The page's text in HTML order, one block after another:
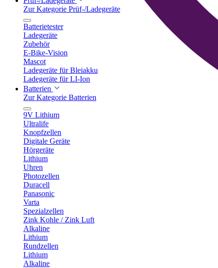
Zur Kategorie Prüf-/Ladegeräte
Batterietester
Ladegeräte
Zubehör
E-Bike-Vision
Mascot
Ladegeräte für Bleiakku
Ladegeräte für LI-Ion
Batterien
Zur Kategorie Batterien
9V Lithium
Ultralife
Knopfzellen
Digitale Geräte
Hörgeräte
Lithium
Uhren
Photozellen
Duracell
Panasonic
Varta
Spezialzellen
Zink Kohle / Zink Luft
Alkaline
Lithium
Rundzellen
Lithium
Alkaline